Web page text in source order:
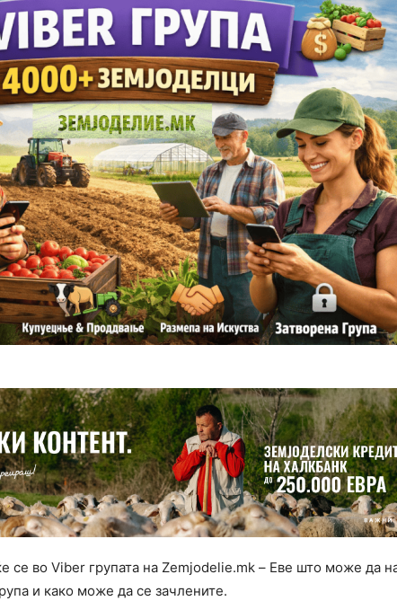
се во Viber групата на Zemjodelie.mk – Еве што може да
и како може да се зачлените.